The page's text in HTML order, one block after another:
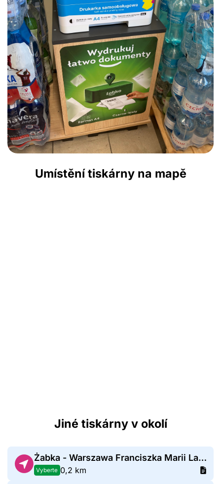
Umístění tiskárny na mapě
Jiné tiskárny v okolí
Żabka - Warszawa Franciszka Marii Lanciego 16
Vyberte 0,2 km